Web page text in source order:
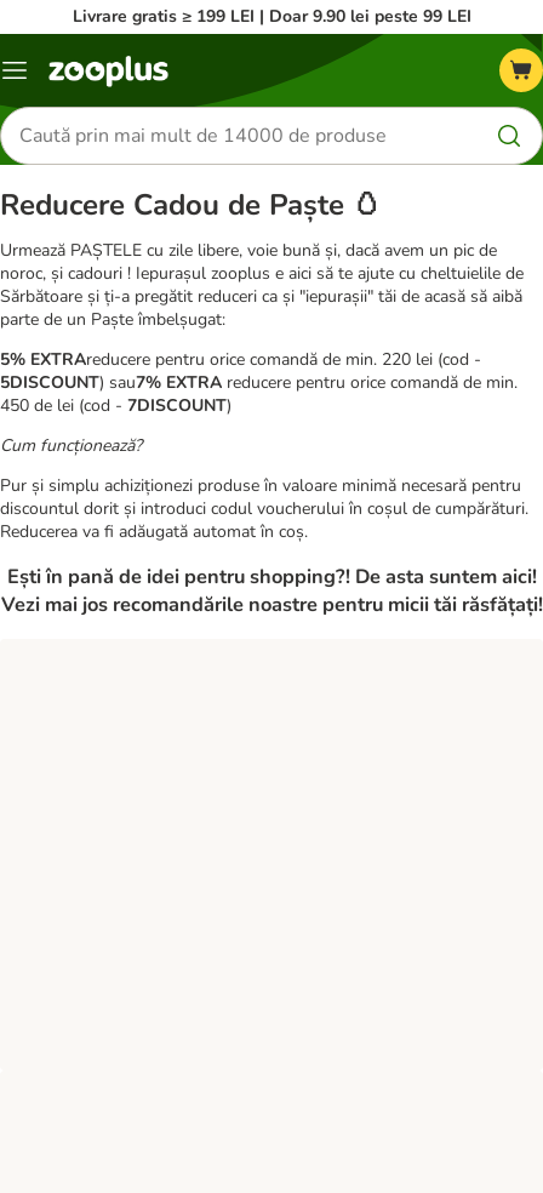
Livrare gratis ≥ 199 LEI | Doar 9.90 lei peste 99 LEI
Categorii
Căutare
produse
Reducere Cadou de Paște 🥚
Urmează PAȘTELE cu zile libere, voie bună și, dacă avem un pic de
noroc, și cadouri ! Iepurașul zooplus e aici să te ajute cu cheltuielile de
Sărbătoare și ți-a pregătit reduceri ca și "iepurașii" tăi de acasă să aibă
parte de un Paște îmbelșugat:
5% EXTRAreducere pentru orice comandă de min. 220 lei (cod -
5DISCOUNT) sau7% EXTRA reducere pentru orice comandă de min.
450 de lei (cod - 7DISCOUNT)
Cum funcționează?
Pur și simplu achiziționezi produse în valoare minimă necesară pentru
discountul dorit și introduci codul voucherului în coșul de cumpărături.
Reducerea va fi adăugată automat în coș.
Ești în pană de idei pentru shopping?! De asta suntem aici!
Vezi mai jos recomandările noastre pentru micii tăi răsfățați!